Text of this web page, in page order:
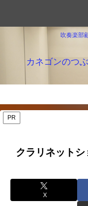
吹奏楽部
カネゴンのつ
PR
クラリネット
X